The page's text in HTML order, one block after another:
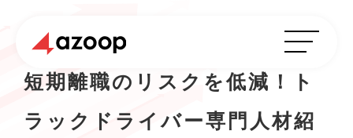
短期離職のリスクを低減！ト
ラックドライバー専門人材紹